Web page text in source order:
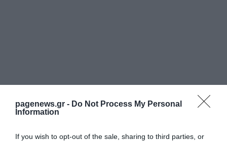
pagenews.gr - Do Not Process My Personal
Information
If you wish to opt-out of the sale, sharing to third parties, or